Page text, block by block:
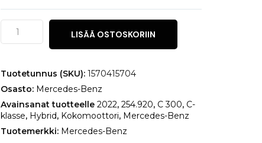
Mercedes-
Benz
C-
C
määrä
LISÄÄ OSTOSKORIIN
Tuotetunnus (SKU): 1570415704
Osasto: Mercedes-Benz
Avainsanat tuotteelle 2022, 254.920, C 300, C-
klasse, Hybrid, Kokomoottori, Mercedes-Benz
Tuotemerkki: Mercedes-Benz